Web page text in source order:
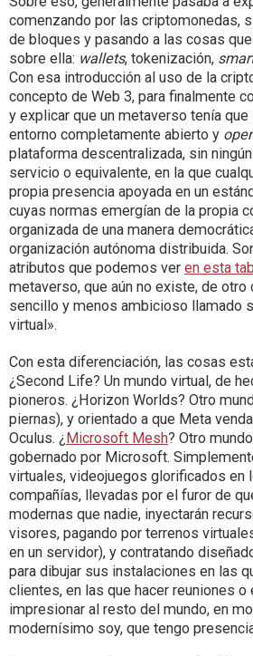
comenzando por las criptomonedas,
de bloques y pasando a las cosas
sobre ella: wallets, tokenización,
Con esa introducción al uso de la
concepto de Web 3, para finalmente
y explicar que un metaverso tenía que
entorno completamente abierto y
plataforma descentralizada, sin
servicio o equivalente, en la que
propia presencia apoyada en un
cuyas normas emergían de la propia
organizada de una manera
organización autónoma distribuida.
atributos que podemos ver en esta
metaverso, que aún no existe, de
sencillo y menos ambicioso llamado
virtual».
Con esta diferenciación, las cosas
¿Second Life? Un mundo virtual, de
pioneros. ¿Horizon Worlds? Otro
piernas), y orientado a que Meta
Oculus. ¿ Microsoft Mesh? Otro
gobernado por Microsoft.
virtuales, videojuegos glorificados en
compañías, llevadas por el furor de
modernas que nadie, inyectarán
visores, pagando por terrenos
en un servidor), y contratando
para dibujar sus instalaciones en las
clientes, en las que hacer reuniones o
impresionar al resto del mundo, en
modernísimo soy, que tengo